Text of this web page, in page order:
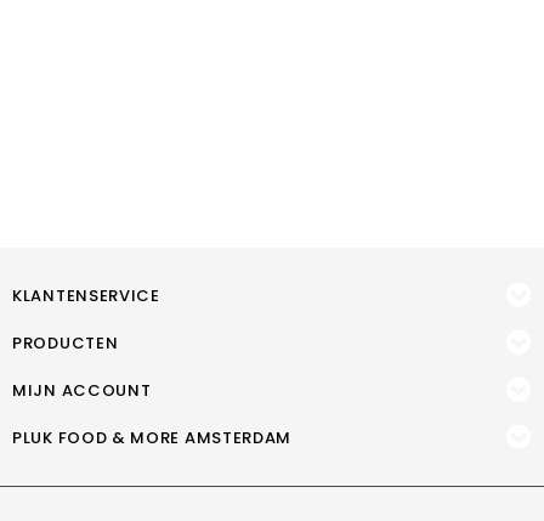
KLANTENSERVICE
PRODUCTEN
MIJN ACCOUNT
PLUK FOOD & MORE AMSTERDAM